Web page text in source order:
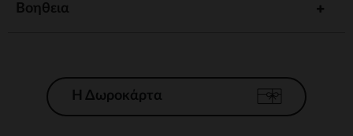
Βοηθεια
Η Δωροκάρτα